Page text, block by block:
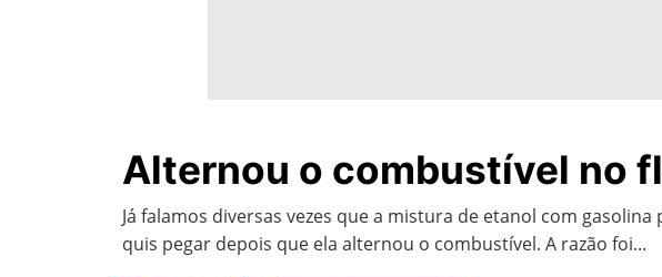
Alternou o combustível no
Já falamos diversas vezes que a mistura de etanol com
quis pegar depois que ela alternou o combustível. A razão foi...